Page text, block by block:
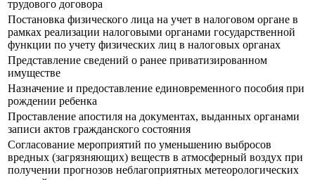
трудового договора
Постановка физического лица на учет в налоговом органе в
рамках реализации налоговыми органами государственной
функции по учету физических лиц в налоговых органах
Представление сведений о ранее приватизированном
имуществе
Назначение и предоставление единовременного пособия при
рождении ребенка
Проставление апостиля на документах, выданных органами
записи актов гражданского состояния
Согласование мероприятий по уменьшению выбросов
вредных (загрязняющих) веществ в атмосферный воздух при
получении прогнозов неблагоприятных метеорологических